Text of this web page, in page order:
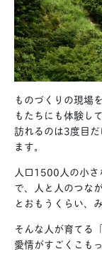
ものづくりの現場
もたちにも体験し
訪れるのは3度目
ます。
人口1500人の小さ
で、人と人のつな
とおもうくらい、
そんな人が育てる
愛情がすごくこも